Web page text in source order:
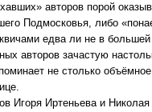
авторов порой
Подмосковья, либо
едва ли не в
авторов зачастую
не столько
Игоря Иртеньева и Николая